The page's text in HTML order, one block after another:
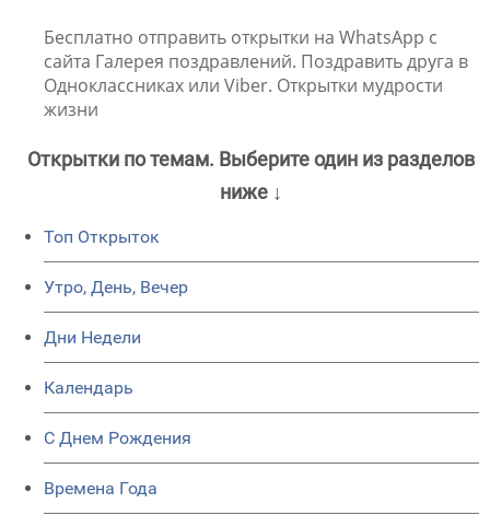
Бесплатно отправить открытки на WhatsApp с
сайта Галерея поздравлений. Поздравить друга в
Одноклассниках или Viber. Открытки мудрости
жизни
Открытки по темам. Выберите один из разделов
ниже ↓
Топ Открыток
Утро, День, Вечер
Дни Недели
Календарь
C Днем Рождения
Времена Года